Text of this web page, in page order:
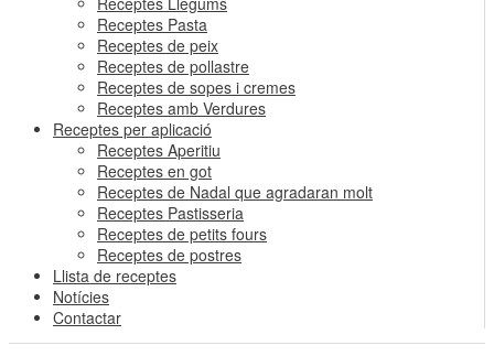
Receptes Pasta
Receptes de peix
Receptes de pollastre
Receptes de sopes i cremes
Receptes amb Verdures
Receptes per aplicació
Receptes Aperitiu
Receptes en got
Receptes de Nadal que agradaran molt
Receptes Pastisseria
Receptes de petits fours
Receptes de postres
Llista de receptes
Notícies
Contactar